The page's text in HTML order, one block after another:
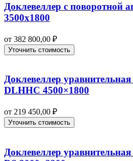
Доклевеллер с поворотной
3500х1800
от 382 800,00 ₽
Уточнить стоимость
Доклевеллер
DLHHC 4500×1800
от 219 450,00 ₽
Уточнить стоимость
Доклевеллер